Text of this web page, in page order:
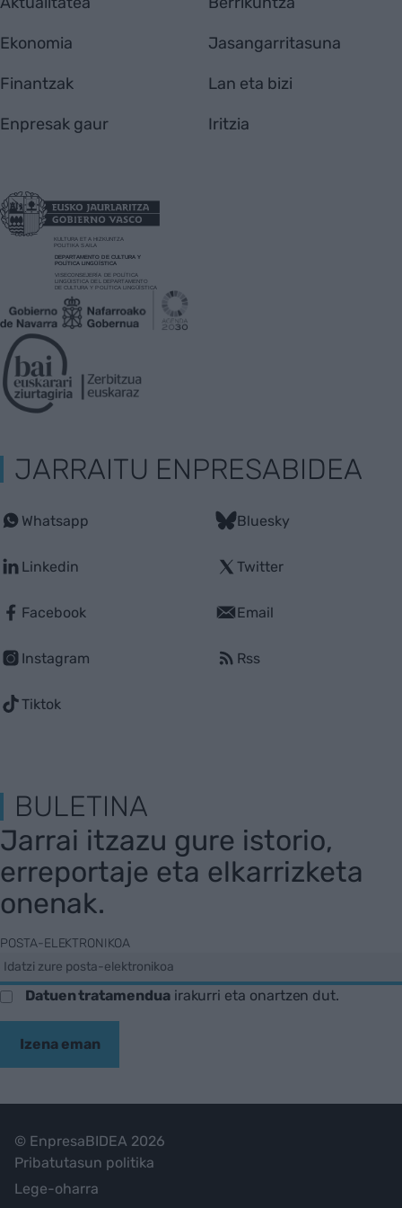
Ekonomia
Finantzak
Enpresak gaur
Jasangarritasuna
Lan eta bizi
Iritzia
JARRAITU ENPRESABIDEA
Whatsapp
Linkedin
Facebook
Instagram
Tiktok
Bluesky
Twitter
Email
Rss
BULETINA
Jarrai itzazu gure istorio,
erreportaje eta elkarrizketa
onenak.
POSTA-ELEKTRONIKOA
Datuen tratamenduairakurri eta onartzen dut.
Izena eman
© EnpresaBIDEA 2026
Pribatutasun politika
Lege-oharra